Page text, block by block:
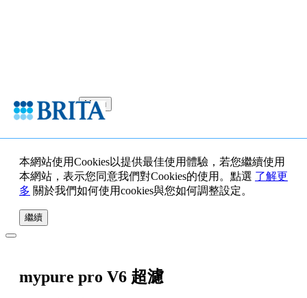
本網站使用Cookies以提供最佳使用體驗，若您繼續使用
本網站，表示您同意我們對Cookies的使用。點選 了解更
多 關於我們如何使用cookies與您如何調整設定。
繼續
Menu
mypure pro V6 超濾